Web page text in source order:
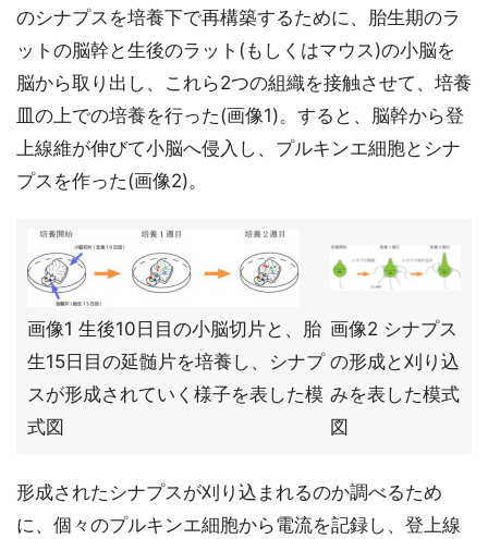
のシナプスを培養下で再構築するために、胎生期のラ
ットの脳幹と生後のラット(もしくはマウス)の小脳を
脳から取り出し、これら2つの組織を接触させて、培養
皿の上での培養を行った(画像1)。すると、脳幹から登
上線維が伸びて小脳へ侵入し、プルキンエ細胞とシナ
プスを作った(画像2)。
画像1 生後10日目の小脳切片と、胎
生15日目の延髄片を培養し、シナプ
スが形成されていく様子を表した模
式図
画像2 シナプス
の形成と刈り込
みを表した模式
図
形成されたシナプスが刈り込まれるのか調べるため
に、個々のプルキンエ細胞から電流を記録し、登上線